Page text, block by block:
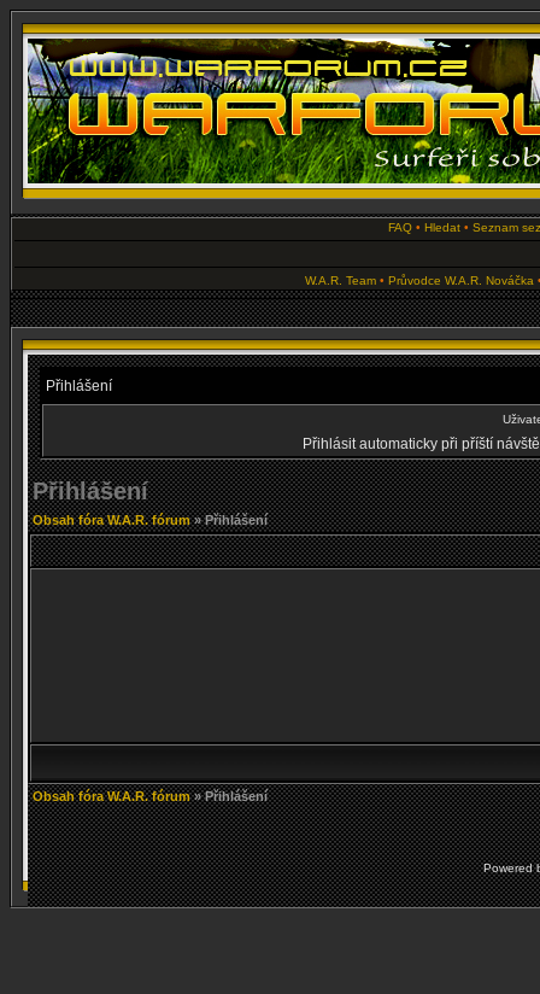
FAQ • Hledat • Seznam
W.A.R. Team• Průvodce W.A.R. Nováčka
Přihlášení
Přihlásit automaticky při příští
Přihlášení
Obsah fóra W.A.R. fórum» Přihlášení
Obsah fóra W.A.R. fórum» Přihlášení
Powered